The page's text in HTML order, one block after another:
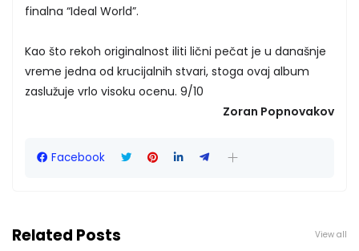
finalna “Ideal World”.
Kao što rekoh originalnost iliti lični pečat je u današnje
vreme jedna od krucijalnih stvari, stoga ovaj album
zaslužuje vrlo visoku ocenu. 9/10
Zoran Popnovakov
Facebook
Related Posts View all